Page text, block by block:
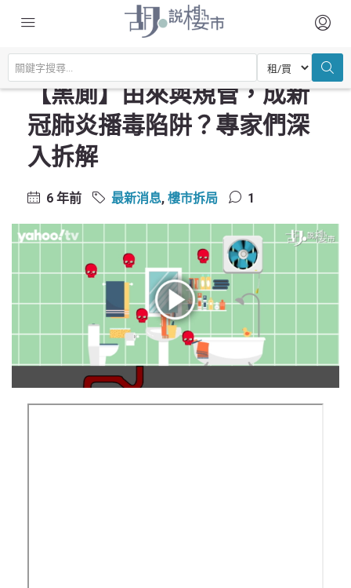
主頁
【黑廁】由來與規管，成新冠肺炎播毒陷阱？專家們深入拆解
【黑廁】由來與規管，成新
冠肺炎播毒陷阱？專家們深
入拆解
6 年前 最新消息, 樓市拆局 1